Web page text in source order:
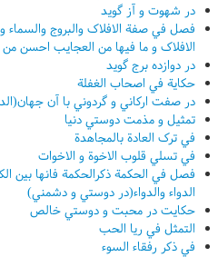
در شهوت و آز گويد
فصل في صفة الافلاک والبروج والسماء
الافلاک و ما فيها من العجايب احسن
در دوازده برج گويد
حکاية في اصحاب الغفلة
در صفت ارکاني و گردوني با آن
تمثيل و مذمت دوستي دنيا
في ترک العادة بالمجاهدة
في تسلي قلوب الاخوة و الاخوات
فصل في الحکمة ذکرالحکمة فانها بين
الدواء والدواء(در دوستي و دشمني)
حکايت در محبت و دوستي خالص
التمثل في ريا الحب
في ذکر رفقاء السوء